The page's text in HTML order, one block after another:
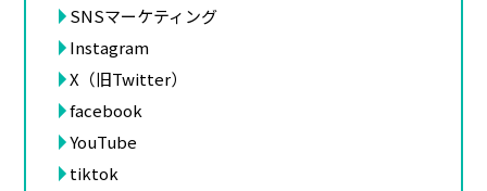
SNSマーケティング
Instagram
X（旧Twitter）
facebook
YouTube
tiktok